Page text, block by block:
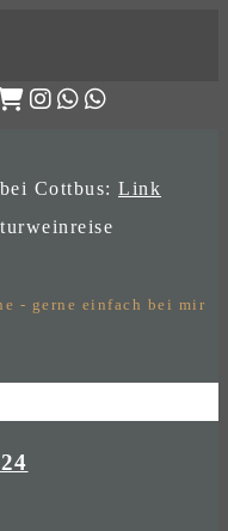
Cottbus: Link
- gerne einfach bei mir